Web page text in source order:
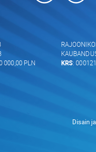
000,00 PLN
KRS:
Disain